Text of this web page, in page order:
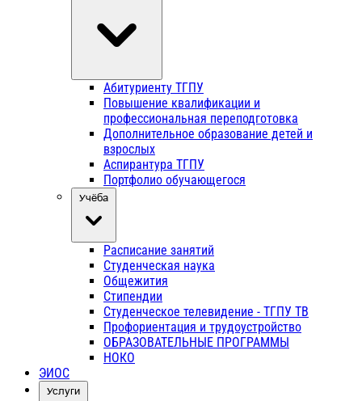
Абитуриенту ТГПУ
Повышение квалификации и
профессиональная переподготовка
Дополнительное образование детей и
взрослых
Аспирантура ТГПУ
Портфолио обучающегося
Учёба
Расписание занятий
Студенческая наука
Общежития
Стипендии
Студенческое телевидение - ТГПУ ТВ
Профориентация и трудоустройство
ОБРАЗОВАТЕЛЬНЫЕ ПРОГРАММЫ
НОКО
ЭИОС
Услуги